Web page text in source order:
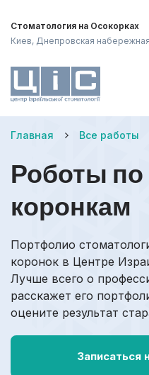
Стоматология на Осокорках
Киев, Днепровская
Главная Все работы
Роботы
коронкам
Портфолио
коронок в Центре
Лучше всего о
расскажет его
оцените результат
Записаться